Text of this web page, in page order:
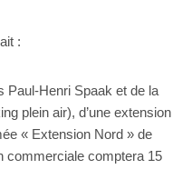
:
Paul-Henri Spaak et de la
plein air), d’une extension
« Extension Nord » de
commerciale comptera 15